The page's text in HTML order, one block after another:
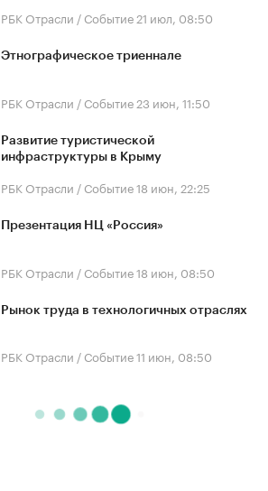
РБК Отрасли / Событие 21 июл, 08:50
Этнографическое триеннале
РБК Отрасли / Событие 23 июн, 11:50
Развитие туристической
инфраструктуры в Крыму
РБК Отрасли / Событие18 июн, 22:25
Презентация НЦ «Россия»
РБК Отрасли / Событие18 июн, 08:50
Рынок труда в технологичных отраслях
РБК Отрасли / Событие11 июн, 08:50